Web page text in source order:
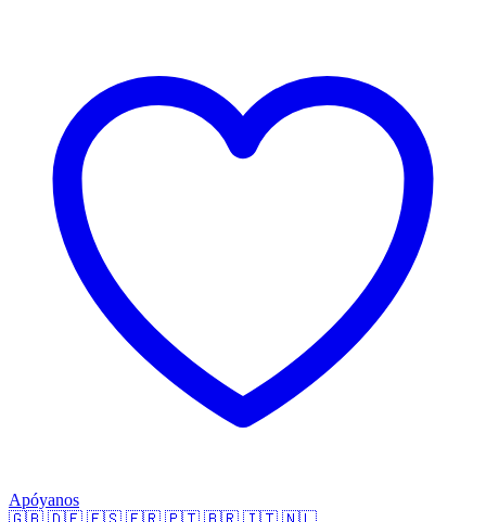
Apóyanos